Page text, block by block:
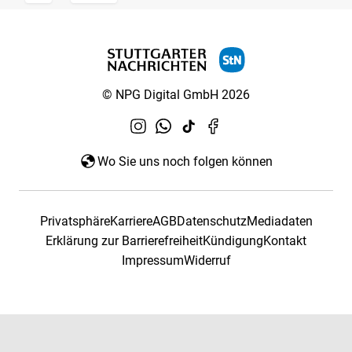
© NPG Digital GmbH 2026
Wo Sie uns noch folgen können
PrivatsphäreKarriereAGBDatenschutzMediadaten
Erklärung zur BarrierefreiheitKündigungKontakt
ImpressumWiderruf